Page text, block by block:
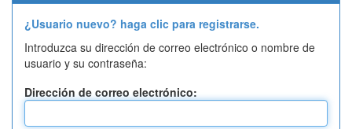
¿Usuario nuevo? haga clic para registrarse.
Introduzca su dirección de correo electrónico o nombre de
usuario y su contraseña:
Dirección de correo electrónico: